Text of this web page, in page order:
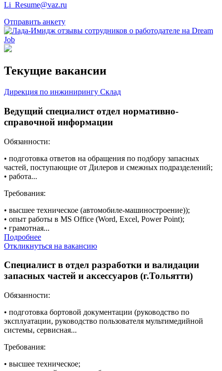
Li_Resume@vaz.ru
Отправить анкету
Текущие вакансии
Дирекция по инжинирингу Склад
Ведущий специалист отдел нормативно-
справочной информации
Обязанности:
• подготовка ответов на обращения по подбору запасных
частей, поступающие от Дилеров и смежных подразделений;
• работа...
Требования:
• высшее техническое (автомобиле-машиностроение));
• опыт работы в MS Office (Word, Excel, Power Point);
• грамотная...
Подробнее
Откликнуться на вакансию
Специалист в отдел разработки и валидации
запасных частей и аксессуаров (г.Тольятти)
Обязанности:
• подготовка бортовой документации (руководство по
эксплуатации, руководство пользователя мультимедийной
системы, сервисная...
Требования:
• высшее техническое;